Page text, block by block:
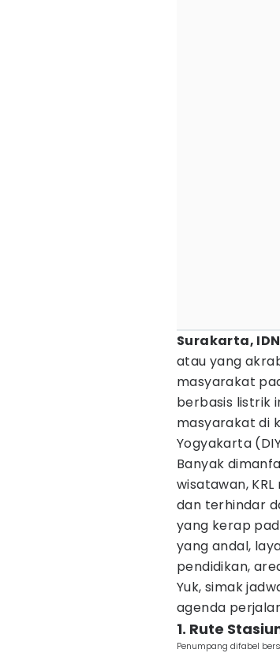
Surakarta,
atau yang
masyarakat
berbasis listrik
masyarakat di
Yogyakarta
Banyak
wisatawan,
dan terhindar
yang kerap
yang andal,
pendidikan,
Yuk, simak
agenda
1. Rute
Penumpang difabel